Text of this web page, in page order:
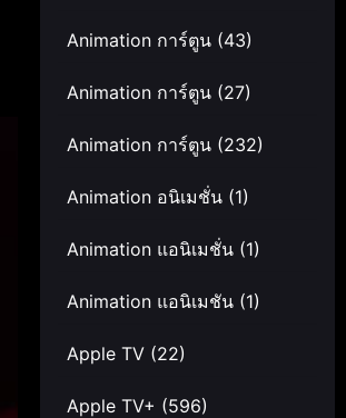
Animation การ์ตูน (43)
Animation การ์ตูน (27)
Animation การ์ตูน (232)
Animation อนิเมชั่น (1)
Animation แอนิเมชั่น (1)
Animation แอนิเมชัน (1)
Apple TV (22)
Apple TV+ (596)